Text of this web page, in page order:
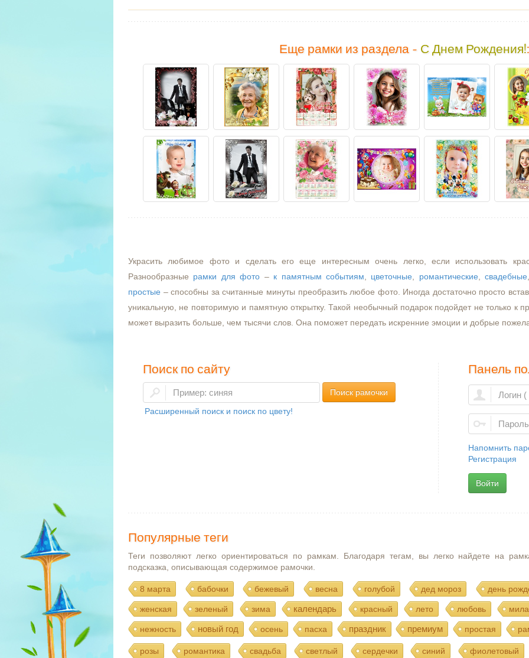
Еще рамки из раздела - С Днем Рождения!:
Украсить любимое фото и сделать его еще интересным очень легко, если использовать
Разнообразные рамки для фото – к памятным событиям цветочные романтические ,свадебные
простые – способны за считанные минуты преобразить любое фото. Иногда достаточно просто
уникальную, не повторимую и памятную открытку. Такой необычный подарок подойдет не только к
может выразить больше, чем тысячи слов. Она поможет передать искренние эмоции и добрые
Поиск по сайту
Поиск рамочки
Расширенный поиск и поиск по цвету!
Панель
Напомнить
Регистрация
Войти
Популярные теги
Теги позволяют легко ориентироваться по рамкам. Благодаря тегам, вы легко найдете на
подсказка, описывающая содержимое рамочки.
8 марта бабочки бежевый весна голубой дед мороз день
женская зеленый зима календарь красный лето любовь
нежность новый год осень пасха праздник премиум простая
розы романтика свадьба светлый сердечки синий фиолетовый